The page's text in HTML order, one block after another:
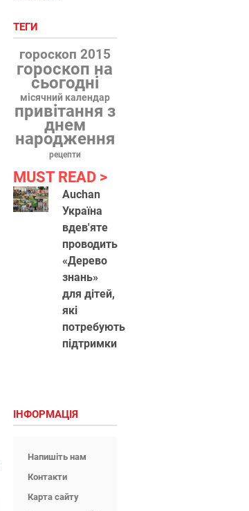
ТЕГИ
гороскоп 2015
гороскоп на
сьогодні
місячний календар
привітання з
днем
народження
рецепти
MUST READ
Auchan
Україна
вдев'яте
проводить
«Дерево
знань»
для дітей,
які
потребують
підтримки
ІНФОРМАЦІЯ
Напишіть нам
Контакти
Карта сайту